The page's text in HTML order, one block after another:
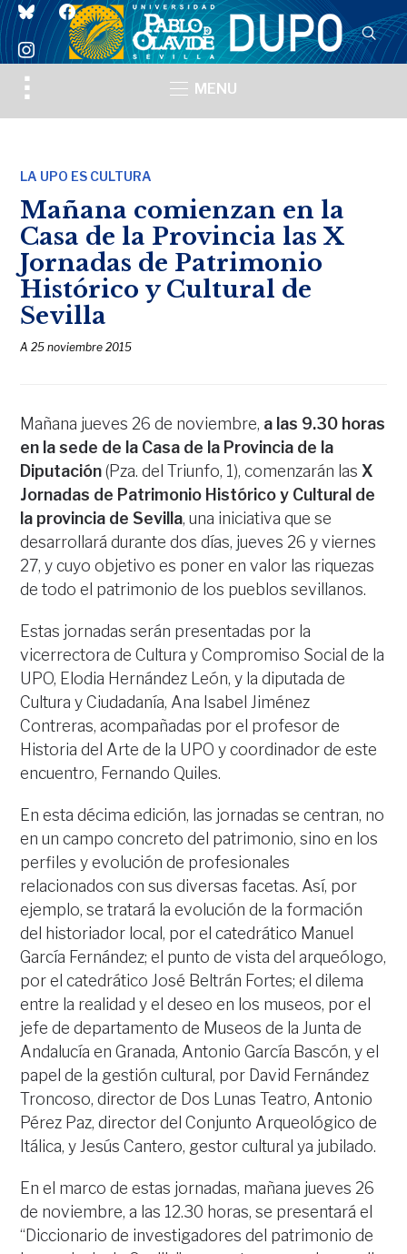
blueskyfacebook
instagram
Toggle
sidebar
MENU
LA UPO ES CULTURA
Mañana comienzan en la
Casa de la Provincia las X
Jornadas de Patrimonio
Histórico y Cultural de
Sevilla
A25 noviembre 2015
Mañana jueves 26 de noviembre, a las 9.30 horas
en la sede de la Casa de la Provincia de la
Diputación(Pza. del Triunfo, 1), comenzarán las X
Jornadas de Patrimonio Histórico y Cultural de
la provincia de Sevilla, una iniciativa que se
desarrollará durante dos días, jueves 26 y viernes
27, y cuyo objetivo es poner en valor las riquezas
de todo el patrimonio de los pueblos sevillanos.
Estas jornadas serán presentadas por la
vicerrectora de Cultura y Compromiso Social de la
UPO, Elodia Hernández León, y la diputada de
Cultura y Ciudadanía, Ana Isabel Jiménez
Contreras, acompañadas por el profesor de
Historia del Arte de la UPO y coordinador de este
encuentro, Fernando Quiles.
En esta décima edición, las jornadas se centran, no
en un campo concreto del patrimonio, sino en los
perfiles y evolución de profesionales
relacionados con sus diversas facetas. Así, por
ejemplo, se tratará la evolución de la formación
del historiador local, por el catedrático Manuel
García Fernández; el punto de vista del arqueólogo,
por el catedrático José Beltrán Fortes; el dilema
entre la realidad y el deseo en los museos, por el
jefe de departamento de Museos de la Junta de
Andalucía en Granada, Antonio García Bascón, y el
papel de la gestión cultural, por David Fernández
Troncoso, director de Dos Lunas Teatro, Antonio
Pérez Paz, director del Conjunto Arqueológico de
Itálica, y Jesús Cantero, gestor cultural ya jubilado.
En el marco de estas jornadas, mañana jueves 26
de noviembre, a las 12.30 horas, se presentará el
“Diccionario de investigadores del patrimonio de